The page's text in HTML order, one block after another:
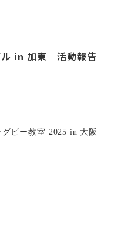
ル in 加東 活動報告